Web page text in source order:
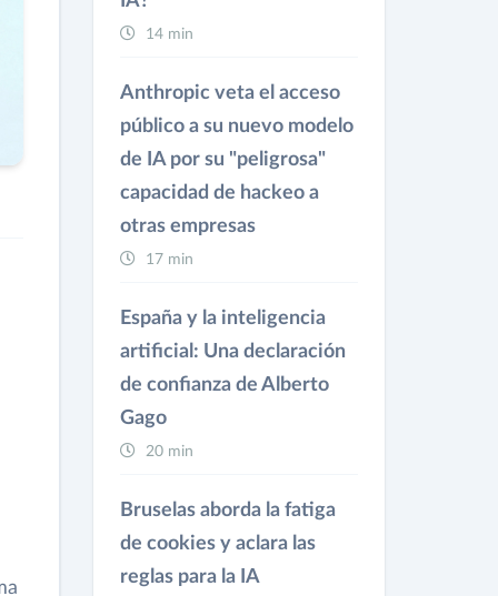
14 min
Anthropic veta el acceso
público a su nuevo modelo
de IA por su "peligrosa"
capacidad de hackeo a
otras empresas
17 min
España y la inteligencia
artificial: Una declaración
de confianza de Alberto
Gago
20 min
Bruselas aborda la fatiga
de cookies y aclara las
reglas para la IA